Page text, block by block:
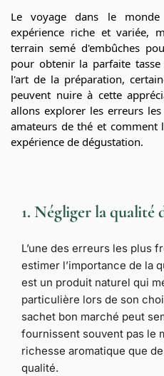
Le voyage dans le
expérience riche et variée,
terrain semé d'embûches
pour obtenir la parfaite
l'art de la préparation,
peuvent nuire à cette
allons explorer les erreurs
amateurs de thé et comment
expérience de dégustation.
1. Négliger la qualité
L’une des erreurs les plus
estimer l’importance de la
est un produit naturel qui
particulière lors de son
sachet bon marché peut
fournissent souvent pas le
richesse aromatique que
qualité.